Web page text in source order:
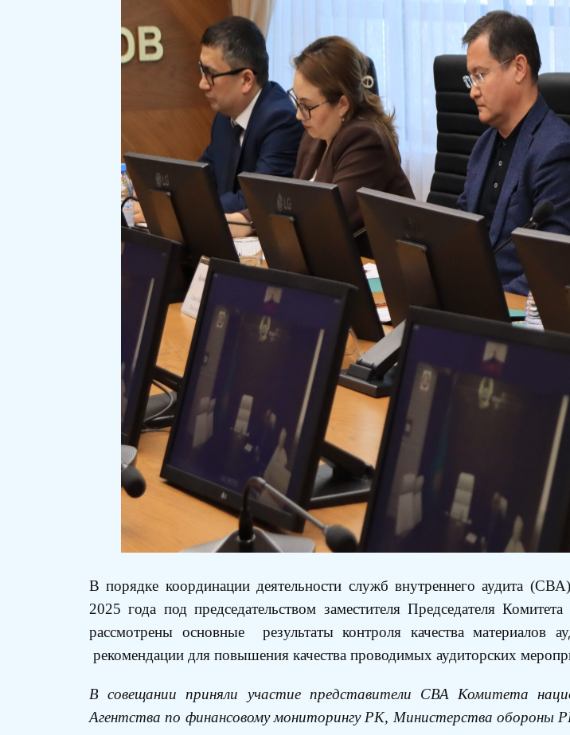
В порядке координации деятельности служб внутреннего аудита
2025 года под председательством заместителя Председателя
рассмотрены основные результаты контроля качества
рекомендации для повышения качества проводимых аудиторских
В совещании приняли участие представители СВА Комитета
Агентства по финансовому мониторингу РК, Министерства обороны